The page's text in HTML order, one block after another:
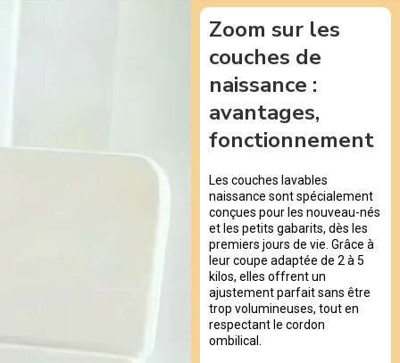
Zoom sur les
couches de
naissance :
avantages,
fonctionnement
Les couches lavables
naissance sont spécialement
conçues pour les nouveau-nés
et les petits gabarits, dès les
premiers jours de vie. Grâce à
leur coupe adaptée de 2 à 5
kilos, elles offrent un
ajustement parfait sans être
trop volumineuses, tout en
respectant le cordon
ombilical.